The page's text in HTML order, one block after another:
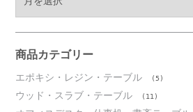
ブ
商品カテゴリー
エポキシ・レジン・テーブル (5)
ウッド・スラブ・テーブル (11)